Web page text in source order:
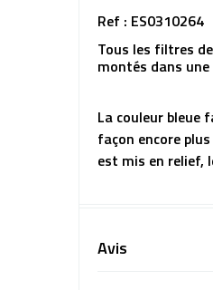
Ref : ES0310264
Tous les filtres
montés dans
La couleur bleue
façon encore
est mis en relief,
Avis